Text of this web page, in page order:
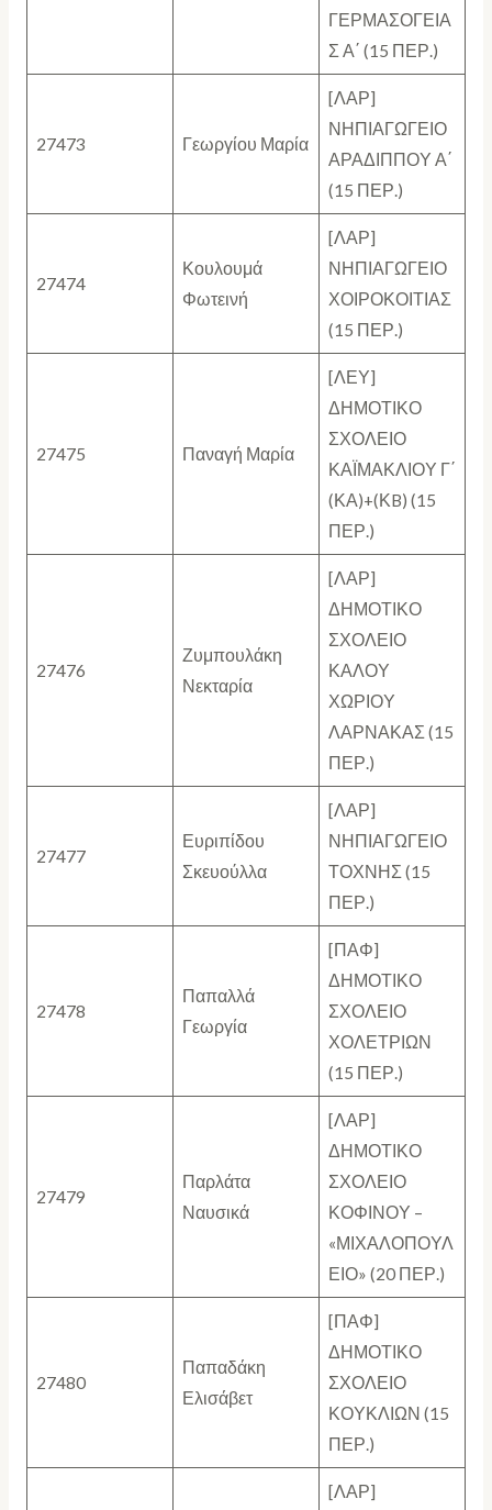
ΓΕΡΜΑΣΟΓΕΙΑ
Σ Α΄ (15 ΠΕΡ.)
27473 Γεωργίου Μαρία
[ΛΑΡ]
ΝΗΠΙΑΓΩΓΕΙΟ
ΑΡΑΔΙΠΠΟΥ Α΄
(15 ΠΕΡ.)
27474
Κουλουμά
Φωτεινή
[ΛΑΡ]
ΝΗΠΙΑΓΩΓΕΙΟ
ΧΟΙΡΟΚΟΙΤΙΑΣ
(15 ΠΕΡ.)
27475 Παναγή Μαρία
[ΛΕΥ]
ΔΗΜΟΤΙΚΟ
ΣΧΟΛΕΙΟ
ΚΑΪΜΑΚΛΙΟΥ Γ΄
(ΚΑ)+(ΚB) (15
ΠΕΡ.)
27476
Ζυμπουλάκη
Νεκταρία
[ΛΑΡ]
ΔΗΜΟΤΙΚΟ
ΣΧΟΛΕΙΟ
ΚΑΛΟΥ
ΧΩΡΙΟΥ
ΛΑΡΝΑΚΑΣ (15
ΠΕΡ.)
27477
Ευριπίδου
Σκευούλλα
[ΛΑΡ]
ΝΗΠΙΑΓΩΓΕΙΟ
ΤΟΧΝΗΣ (15
ΠΕΡ.)
27478
Παπαλλά
Γεωργία
[ΠΑΦ]
ΔΗΜΟΤΙΚΟ
ΣΧΟΛΕΙΟ
ΧΟΛΕΤΡΙΩΝ
(15 ΠΕΡ.)
27479
Παρλάτα
Ναυσικά
[ΛΑΡ]
ΔΗΜΟΤΙΚΟ
ΣΧΟΛΕΙΟ
ΚΟΦΙΝΟΥ –
«ΜΙΧΑΛΟΠΟΥΛ
ΕΙΟ» (20 ΠΕΡ.)
27480
Παπαδάκη
Ελισάβετ
[ΠΑΦ]
ΔΗΜΟΤΙΚΟ
ΣΧΟΛΕΙΟ
ΚΟΥΚΛΙΩΝ (15
ΠΕΡ.)
[ΛΑΡ]